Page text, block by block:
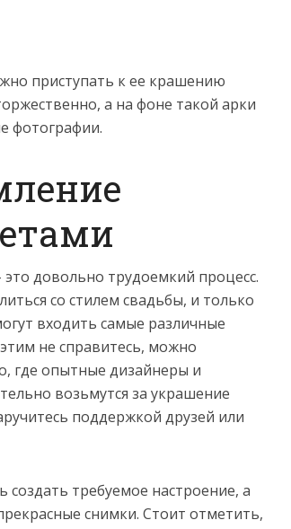
приступать к ее крашению
а на фоне такой арки
фотографии.
довольно трудоемкий процесс.
со стилем свадьбы, и только
входить самые различные
не справитесь, можно
где опытные дизайнеры и
возьмутся за украшение
поддержкой друзей или
требуемое настроение, а
снимки. Стоит отметить,